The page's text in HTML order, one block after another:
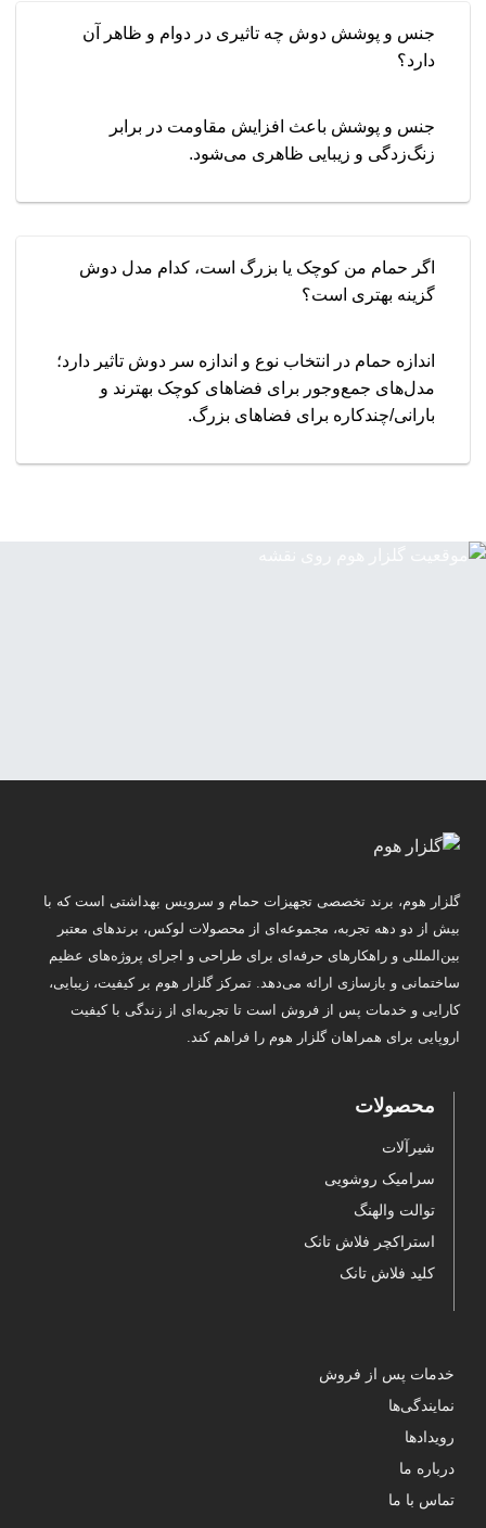
جنس و پوشش دوش چه تاثیری در دوام و ظاهر آن
دارد؟
جنس و پوشش باعث افزایش مقاومت در برابر
زنگ‌زدگی و زیبایی ظاهری می‌شود.
اگر حمام من کوچک یا بزرگ است، کدام مدل دوش
گزینه بهتری است؟
اندازه حمام در انتخاب نوع و اندازه سر دوش تاثیر دارد؛
مدل‌های جمع‌وجور برای فضاهای کوچک بهترند و
بارانی/چندکاره برای فضاهای بزرگ.
گلزار هوم، برند تخصصی تجهیزات حمام و سرویس بهداشتی است که با
بیش از دو دهه تجربه، مجموعه‌ای از محصولات لوکس، برندهای معتبر
بین‌المللی و راهکارهای حرفه‌ای برای طراحی و اجرای پروژه‌های عظیم
ساختمانی و بازسازی ارائه می‌دهد. تمرکز گلزار هوم بر کیفیت، زیبایی،
کارایی و خدمات پس از فروش است تا تجربه‌ای از زندگی با کیفیت
اروپایی برای همراهان گلزار هوم را فراهم کند.
خدمات پس از فروش
نمایندگی‌ها
رویدادها
درباره ما
تماس با ما
محصولات
شیرآلات
سرامیک روشویی
توالت والهنگ
استراکچر فلاش تانک
کلید فلاش تانک